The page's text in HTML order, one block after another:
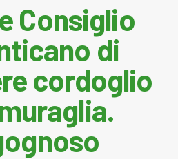
Consiglio
di
cordoglio